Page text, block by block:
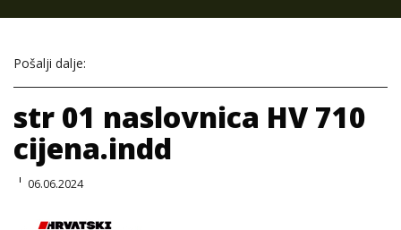
Pošalji dalje:
str 01 naslovnica HV 710
cijena.indd
06.06.2024